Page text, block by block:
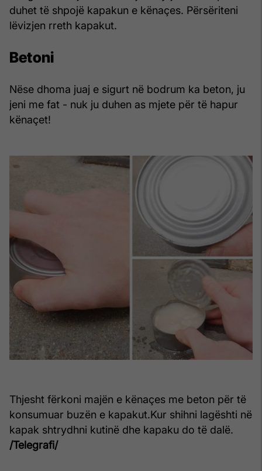
duhet të shpojë kapakun e kënaçes. Përsëriteni
lëvizjen rreth kapakut.
Betoni
Nëse dhoma juaj e sigurt në bodrum ka beton, ju
jeni me fat - nuk ju duhen as mjete për të hapur
kënaçet!
Thjesht fërkoni majën e kënaçes me beton për të
konsumuar buzën e kapakut.Kur shihni lagështi në
kapak shtrydhni kutinë dhe kapaku do të dalë.
/Telegrafi/